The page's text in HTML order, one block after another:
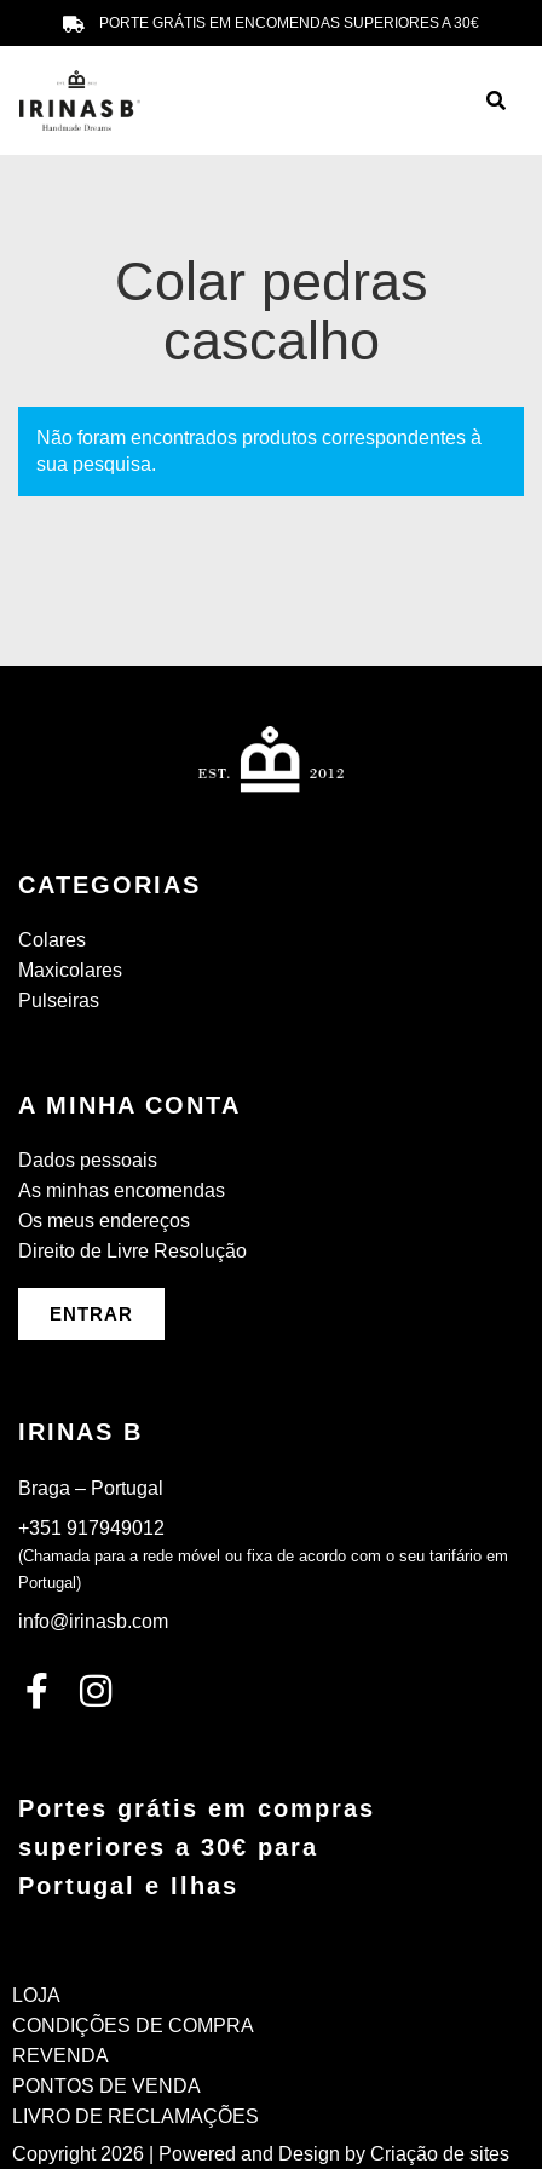
PORTE GRÁTIS EM ENCOMENDAS SUPERIORES A 30€
Colar pedras
cascalho
Não foram encontrados produtos correspondentes à
sua pesquisa.
CATEGORIAS
Colares
Maxicolares
Pulseiras
A MINHA CONTA
Dados pessoais
As minhas encomendas
Os meus endereços
Direito de Livre Resolução
ENTRAR
IRINAS B
Braga – Portugal
+351 917949012
(Chamada para a rede móvel ou fixa de acordo com o seu tarifário em
Portugal)
info@irinasb.com
Portes grátis em compras
superiores a 30€ para
Portugal e Ilhas
LOJA
CONDIÇÕES DE COMPRA
REVENDA
PONTOS DE VENDA
LIVRO DE RECLAMAÇÕES
Copyright 2026 | Powered and Design by Criação de sites